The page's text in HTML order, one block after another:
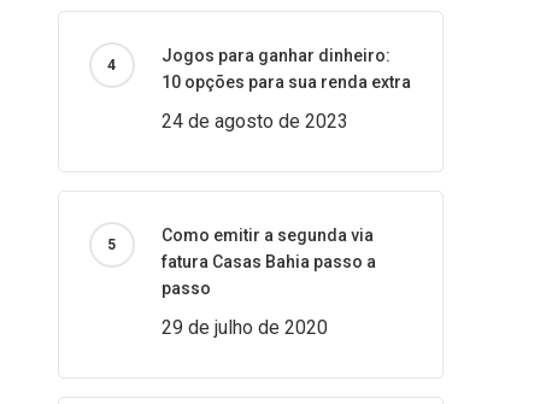
Jogos para ganhar dinheiro:
10 opções para sua renda extra
24 de agosto de 2023
Como emitir a segunda via
fatura Casas Bahia passo a
passo
29 de julho de 2020